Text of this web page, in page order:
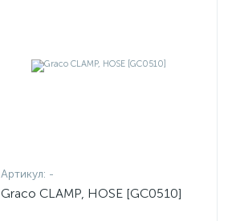
Артикул: -
Graco CLAMP, HOSE [GC0510]